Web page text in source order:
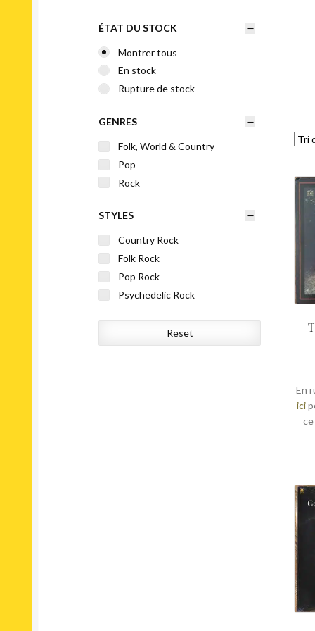
En
ici
ÉTAT DU STOCK
Montrer tous
En stock
Rupture de stock
GENRES
Folk, World & Country
Pop
Rock
STYLES
Country Rock
Folk Rock
Pop Rock
Psychedelic Rock
Reset